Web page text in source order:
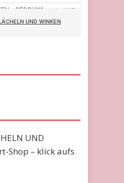
UND
Shop – klick aufs